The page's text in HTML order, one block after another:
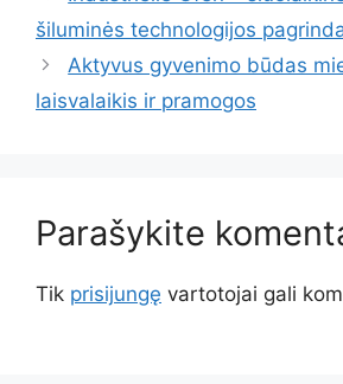
šiluminės technologijos
Aktyvus gyvenimo būdas
laisvalaikis ir pramogos
Parašykite
Tik prisijungę vartotojai gali